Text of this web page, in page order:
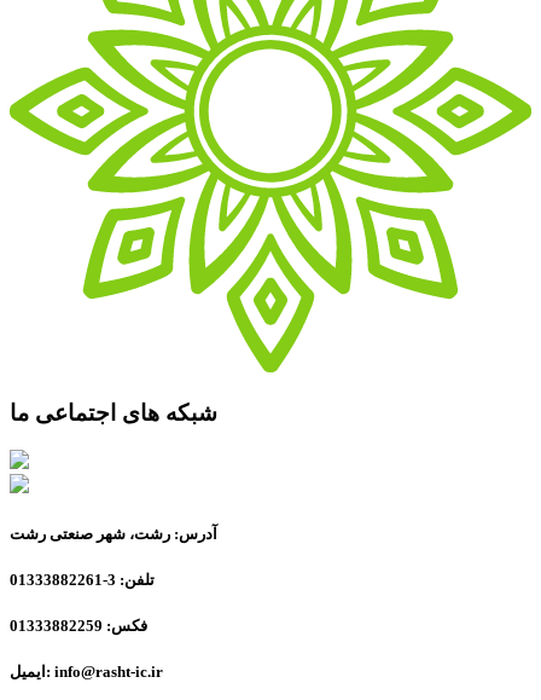
شبکه های اجتماعی ما
آدرس: رشت، شهر صنعتی رشت
تلفن: 3-01333882261
فکس: 01333882259
ایمیل: info@rasht-ic.ir